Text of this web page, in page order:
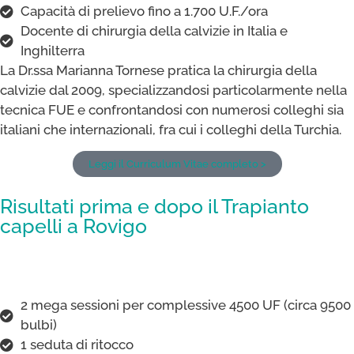
Capacità di prelievo fino a 1.700 U.F./ora
Docente di chirurgia della calvizie in Italia e
Inghilterra
La Dr.ssa Marianna Tornese pratica la chirurgia della
calvizie dal 2009, specializzandosi particolarmente nella
tecnica FUE e confrontandosi con numerosi colleghi sia
italiani che internazionali, fra cui i colleghi della Turchia.
Leggi il Curriculum Vitae completo >
Risultati prima e dopo il Trapianto
capelli a Rovigo
2 mega sessioni per complessive 4500 UF (circa 9500
bulbi)
1 seduta di ritocco